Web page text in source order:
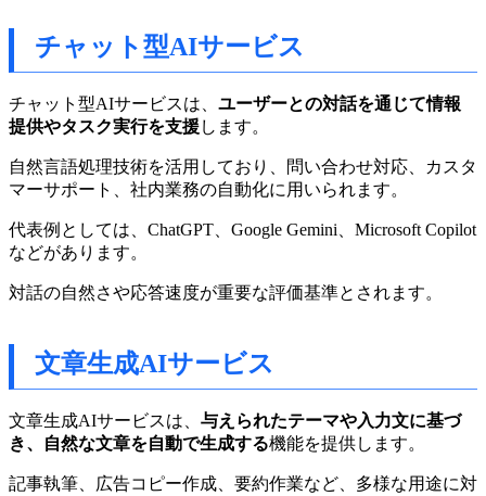
チャット型AIサービス
チャット型AIサービスは、 ユーザーとの対話を通じて情報
提供やタスク実行を支援します。
自然言語処理技術を活用しており、問い合わせ対応、カスタ
マーサポート、社内業務の自動化に用いられます。
代表例としては、ChatGPT、Google Gemini、Microsoft Copilot
などがあります。
対話の自然さや応答速度が重要な評価基準とされます。
文章生成AIサービス
文章生成AIサービスは、 与えられたテーマや入力文に基づ
き、自然な文章を自動で生成する機能を提供します。
記事執筆、広告コピー作成、要約作業など、多様な用途に対